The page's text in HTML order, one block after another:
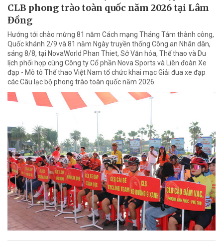
CLB phong trào toàn quốc năm 2026 tại Lâm
Đồng
Hướng tới chào mừng 81 năm Cách mạng Tháng Tám thành công,
Quốc khánh 2/9 và 81 năm Ngày truyền thống Công an Nhân dân,
sáng 8/8, tại NovaWorld Phan Thiet, Sở Văn hóa, Thể thao và Du
lịch phối hợp cùng Công ty Cổ phần Nova Sports và Liên đoàn Xe
đạp - Mô tô Thể thao Việt Nam tổ chức khai mạc Giải đua xe đạp
các Câu lạc bộ phong trào toàn quốc năm 2026.